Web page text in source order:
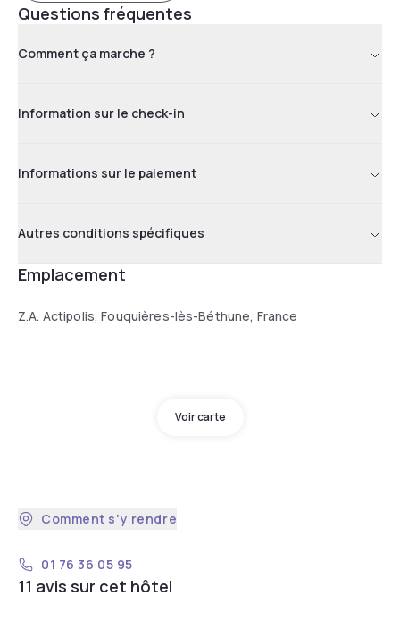
Questions fréquentes
Comment ça marche ?
Information sur le check-in
Informations sur le paiement
Autres conditions spécifiques
Emplacement
Z.A. Actipolis, Fouquières-lès-Béthune, France
Voir carte
Comment s'y rendre
01 76 36 05 95
11 avis sur cet hôtel